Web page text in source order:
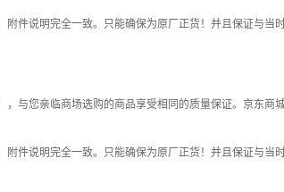
件说明完全一致。只能确保为原厂正货！并且保证与当
与您亲临商场选购的商品享受相同的质量保证。京东商
件说明完全一致。只能确保为原厂正货！并且保证与当